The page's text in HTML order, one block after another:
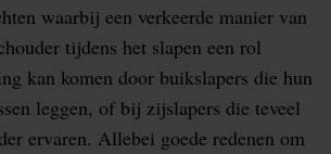
waarbij een verkeerde manier van
tijdens het slapen een rol
kan komen door buikslapers die hun
leggen, of bij zijslapers die teveel
ervaren. Allebei goede redenen om